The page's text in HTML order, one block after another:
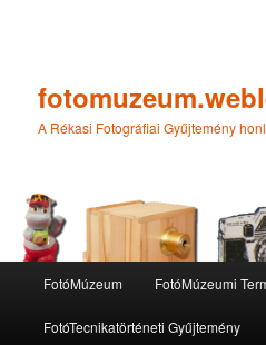
A Rékasi Fotográfiai Gyűjtemény
FotóMúzeum FotóMúzeumi
FotóTecnikatörténeti Gyűjtemény